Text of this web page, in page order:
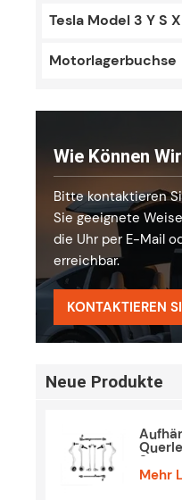
Tesla Model 3 Y S
Motorlagerbuchse
Wie Können
Bitte kontaktieren
Sie geeignete
die Uhr per E-Mail
erreichbar.
KONTAKTIEREN
Neue Produkte
für
Mehr